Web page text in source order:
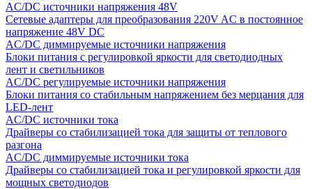
AC/DC источники напряжения 48V
Сетевые адаптеры для преобразования 220V AC в постоянное
напряжение 48V DC
AC/DC диммируемые источники напряжения
Блоки питания с регулировкой яркости для светодиодных
лент и светильников
AC/DC регулируемые источники напряжения
Блоки питания со стабильным напряжением без мерцания для
LED-лент
AC/DC источники тока
Драйверы со стабилизацией тока для защиты от теплового
разгона
AC/DC диммируемые источники тока
Драйверы со стабилизацией тока и регулировкой яркости для
мощных светодиодов